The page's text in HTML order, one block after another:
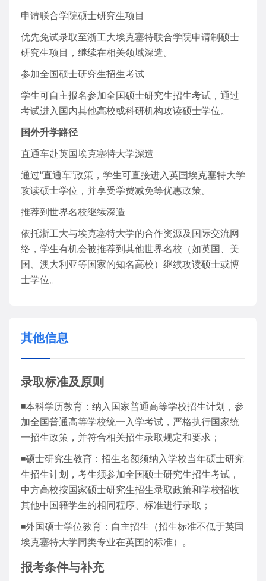
申请联合学院硕士研究生项目
优先免试录取至浙工大埃克塞特联合学院申请制硕士
研究生项目，继续在相关领域深造。
参加全国硕士研究生招生考试
学生可自主报名参加全国硕士研究生招生考试，通过
考试进入国内其他高校或科研机构攻读硕士学位。
国外升学路径
直通车赴英国埃克塞特大学深造
通过“直通车”政策，学生可直接进入英国埃克塞特大学
攻读硕士学位，并享受学费减免等优惠政策。
推荐到世界名校继续深造
依托浙工大与埃克塞特大学的合作资源及国际交流网
络，学生有机会被推荐到其他世界名校（如英国、美
国、澳大利亚等国家的知名高校）继续攻读硕士或博
士学位。
其他信息
录取标准及原则
◾本科学历教育：纳入国家普通高等学校招生计划，参
加全国普通高等学校统一入学考试，严格执行国家统
一招生政策，并符合相关招生录取规定和要求；
◾硕士研究生教育：招生名额须纳入学校当年硕士研究
生招生计划，考生须参加全国硕士研究生招生考试，
中方高校按国家硕士研究生招生录取政策和学校招收
其他中国籍学生的相同程序、标准进行录取；
◾外国硕士学位教育：自主招生（招生标准不低于英国
埃克塞特大学同类专业在英国的标准）。
报考条件与补充